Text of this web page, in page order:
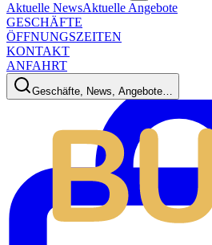
Aktuelle NewsAktuelle Angebote
GESCHÄFTE
ÖFFNUNGSZEITEN
KONTAKT
ANFAHRT
Geschäfte, News, Angebote…